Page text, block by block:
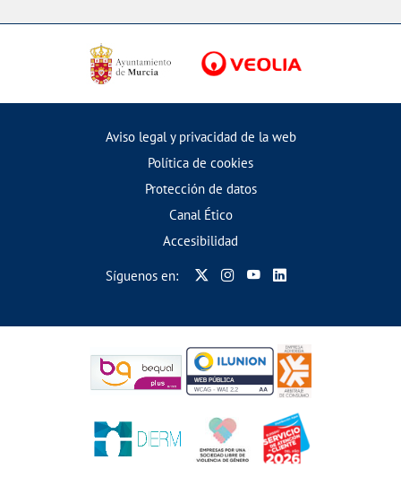
Aviso legal y privacidad de la web
Política de cookies
Protección de datos
Canal Ético
Accesibilidad
Síguenos en: